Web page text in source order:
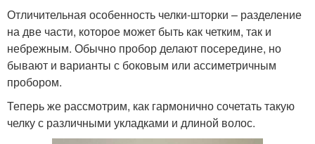
Отличительная особенность челки-шторки – разделение
на две части, которое может быть как четким, так и
небрежным. Обычно пробор делают посередине, но
бывают и варианты с боковым или ассиметричным
пробором.
Теперь же рассмотрим, как гармонично сочетать такую
челку с различными укладками и длиной волос.